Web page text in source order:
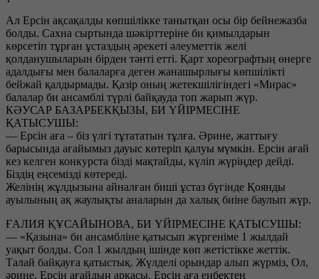
Ал Ерсін ақсақалды көпшілікке танытқан осы бір бейнежазба
болды. Сахна сыртында шәкірттеріне би қимылдарын
көрсетіп тұрған ұстаздың әрекеті әлеуметтік желі
қолданушыларын бірден тәнті етті. Қарт хореографтың өнерге
адалдығы мен балаларға деген жанашырлығы көпшілікті
бейжай қалдырмады. Қазір оның жетекшілігіндегі «Мирас»
балалар би ансамблі түрлі байқауда топ жарып жүр.
КӘУСАР БАЗАРБЕКҚЫЗЫ, БИ ҮЙІРМЕСІНЕ
ҚАТЫСУШЫ:
— Ерсін аға – біз үлгі тұтататын тұлға. Әрине, жаттығу
барысында ағайымыз дауыс көтеріп қалуы мүмкін. Ерсін ағай
кез келген конкурста бізді мақтайды, күліп жүріңдер дейді.
Біздің еңсемізді көтереді.
Желінің жұлдызына айналған биші ұстаз бүгінде Қоянды
ауылының ақ жаулықты аналарын да халық биіне баулып жүр.
ҒАЛИЯ ҚҰСАЙЫНОВА, БИ ҮЙІРМЕСІНЕ ҚАТЫСУШЫ:
— «Қазына» би ансамбліне қатысып жүргеніме 1 жылдай
уақыт болды. Сол 1 жылдың ішінде көп жетістікке жеттік.
Талай байқауға қатыстық. Жүлделі орындар алып жүрміз, Ол,
әрине, Ерсін ағайдың арқасы. Ерсін аға еңбектен